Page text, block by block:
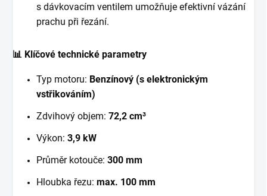
s dávkovacím ventilem umožňuje efektivní vázání
prachu při řezání.
📊 Klíčové technické parametry
Typ motoru: Benzínový (s elektronickým
vstřikováním)
Zdvihový objem: 72,2 cm³
Výkon: 3,9 kW
Průměr kotouče: 300 mm
Hloubka řezu: max. 100 mm